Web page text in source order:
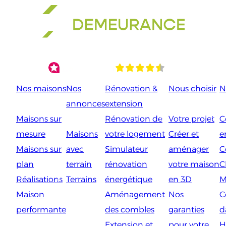
Nos maisons
Maisons sur
mesure
Maisons sur
plan
Réalisations
Maison
performante
Nos
annonces
Maisons
avec
terrain
Terrains
Rénovation &
extension
Rénovation de
votre logement
Simulateur
rénovation
énergétique
Aménagement
des combles
Nous choisir
Votre projet
Créer et
aménager
votre maison
en 3D
Nos
garanties